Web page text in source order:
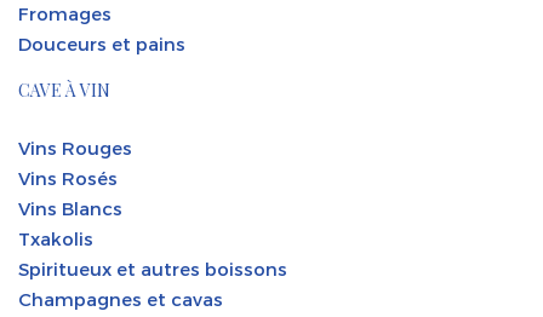
Fromages
Douceurs et pains
CAVE À VIN
Vins Rouges
Vins Rosés
Vins Blancs
Txakolis
Spiritueux et autres boissons
Champagnes et cavas